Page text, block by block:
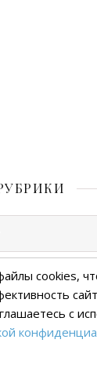
права защищены
cookies,
с